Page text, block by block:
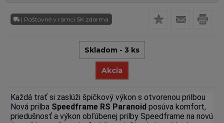
| Poštovné v rámci SK zdarma
Skladom - 3 ks
Akcia
Každá trať si zaslúži špičkový výkon s otvorenou prilbou
Nová prilba Speedframe RS Paranoid posúva komfort,
priedušnosť a výkon obľúbenej prilby Speedframe na novú